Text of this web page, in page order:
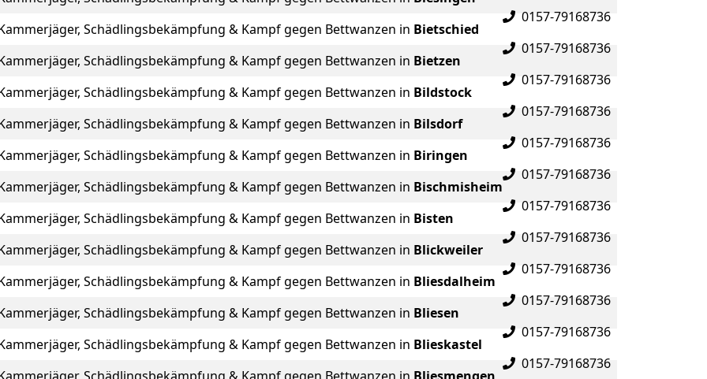
0157-79168736
Schädlingsbekämpfung & Kampf gegen Bettwanzen in Bietschied
0157-79168736
Schädlingsbekämpfung & Kampf gegen Bettwanzen in Bietzen
0157-79168736
Schädlingsbekämpfung & Kampf gegen Bettwanzen in Bildstock
0157-79168736
Schädlingsbekämpfung & Kampf gegen Bettwanzen in Bilsdorf
0157-79168736
Schädlingsbekämpfung & Kampf gegen Bettwanzen in Biringen
0157-79168736
Schädlingsbekämpfung & Kampf gegen Bettwanzen in Bischmisheim
0157-79168736
Schädlingsbekämpfung & Kampf gegen Bettwanzen in Bisten
0157-79168736
Schädlingsbekämpfung & Kampf gegen Bettwanzen in Blickweiler
0157-79168736
Schädlingsbekämpfung & Kampf gegen Bettwanzen in Bliesdalheim
0157-79168736
Schädlingsbekämpfung & Kampf gegen Bettwanzen in Bliesen
0157-79168736
Schädlingsbekämpfung & Kampf gegen Bettwanzen in Blieskastel
0157-79168736